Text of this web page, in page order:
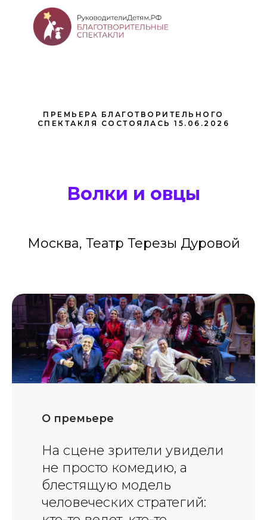
ПРЕМЬЕРА БЛАГОТВОРИТЕЛЬНОГО
СПЕКТАКЛЯ СОСТОЯЛАСЬ 15.06.2026
Волки и овцы
Москва, Театр Терезы Дуровой
О премьере
На сцене зрители увидели
не просто комедию, а
блестящую модель
человеческих стратегий: